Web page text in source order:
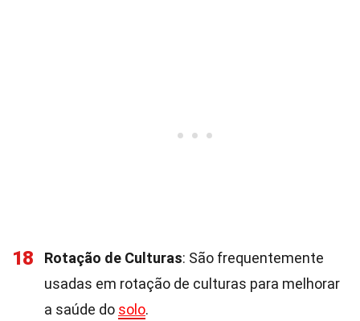
18 Rotação de Culturas: São frequentemente
usadas em rotação de culturas para melhorar
a saúde do solo.